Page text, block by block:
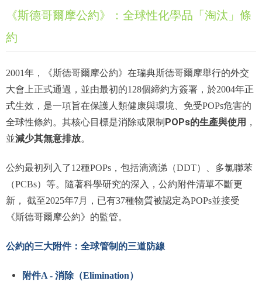
《斯德哥爾摩公約》：全球性化學品「淘汰」條
約
2001年，《斯德哥爾摩公約》在瑞典斯德哥爾摩舉行的外交
大會上正式通過，並由最初的128個締約方簽署，於2004年正
式生效，是一項旨在保護人類健康與環境、免受POPs危害的
全球性條約。其核心目標是消除或限制 POPs的生產與使用 ，
並減少其無意排放。
公約最初列入了12種POPs，包括滴滴涕（DDT）、多氯聯苯
（PCBs）等。隨著科學研究的深入，公約附件清單不斷更
新， 截至2025年7月，已有37種物質被認定為POPs並接受
《斯德哥爾摩公約》的監管。
公約的三大附件：全球管制的三道防線
附件A - 消除（Elimination）